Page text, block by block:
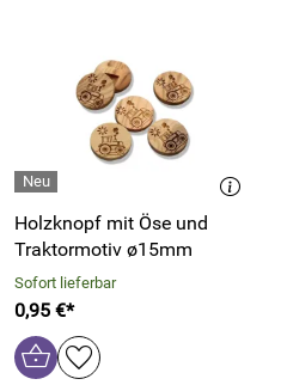
Holzknopf mit Öse und
Traktormotiv ø15mm
Sofort lieferbar
0,95 €*